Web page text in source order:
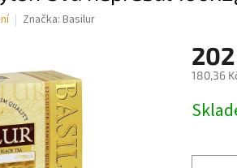
Značka: Basilur
180,36
cena: